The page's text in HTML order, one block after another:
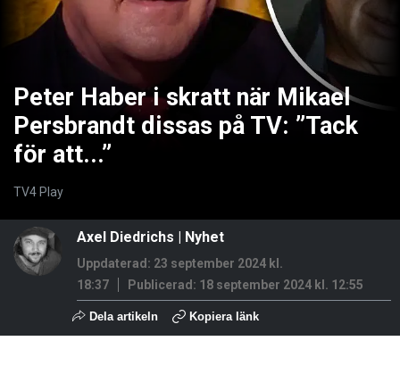
Peter Haber i skratt när Mikael
Persbrandt dissas på TV: ”Tack
för att...”
TV4 Play
Axel Diedrichs | Nyhet
Uppdaterad: 23 september 2024 kl.
18:37
Publicerad: 18 september 2024 kl. 12:55
Dela artikeln Kopiera länk